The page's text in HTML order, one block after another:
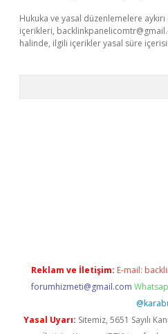
Hukuka ve yasal düzenlemelere
içerikleri,
halinde, ilgili içerikler yasal süre
Reklam ve İletişim: E-mail:
forumhizmeti@gmail.com
Yasal Uyarı: Sitemiz, 5651 Sayılı